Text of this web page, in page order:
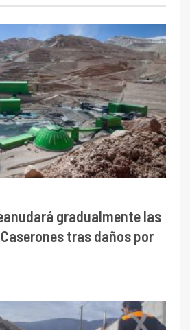
gradualmente las
tras daños por